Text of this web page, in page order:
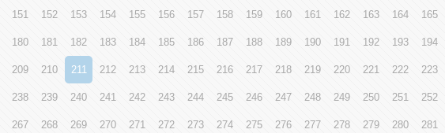
151 152 153 154 155 156 157 158 159 160 161 162 163 164 165
180 181 182 183 184 185 186 187 188 189 190 191 192 193 194
209 210 211 212 213 214 215 216 217 218 219 220 221 222 223
238 239 240 241 242 243 244 245 246 247 248 249 250 251 252
267 268 269 270 271 272 273 274 275 276 277 278 279 280 281